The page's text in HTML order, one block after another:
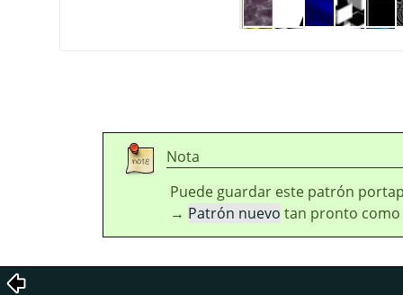
Nota
Puede guardar este patrón
→ Patrón nuevo tan pronto como